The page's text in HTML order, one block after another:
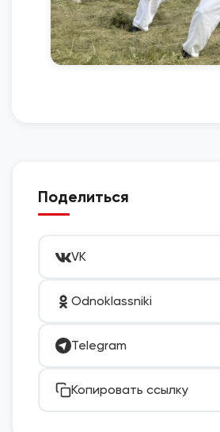
Поделиться
VK
Odnoklassniki
Telegram
Копировать ссылку